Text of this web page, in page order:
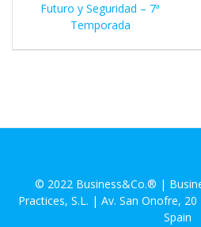
entradas
post:
Futuro y Seguridad – 7ª
Temporada
© 2022 Business&Co.® |
Practices, S.L. | Av. San Onofre,
Spain